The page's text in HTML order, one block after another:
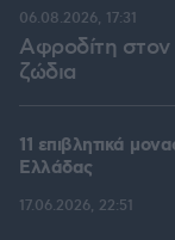
Αφροδίτη
ζώδια
06.08.2026, 17:31
11 επιβλητικά
Ελλάδας
17.06.2026, 22:51